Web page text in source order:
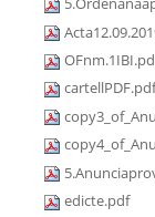
cartellPDF.pdf
edicte.pdf